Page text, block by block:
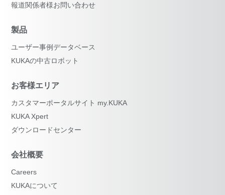
報道関係者様お問い合わせ
製品
ユーザー事例データベース
KUKAの中古ロボット
お客様エリア
カスタマーポータルサイト my.KUKA
KUKA Xpert
ダウンロードセンター
会社概要
Careers
KUKAについて